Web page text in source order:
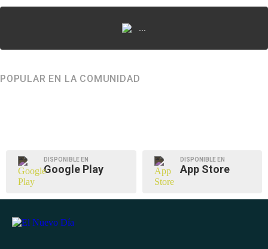
...
POPULAR EN LA COMUNIDAD
DISPONIBLE EN
Google Play
DISPONIBLE EN
App Store